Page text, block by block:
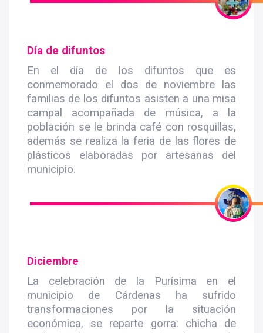
Día de difuntos
En el día de los difuntos que es
conmemorado el dos de noviembre las
familias de los difuntos asisten a una misa
campal acompañada de música, a la
población se le brinda café con rosquillas,
además se realiza la feria de las flores de
plásticos elaboradas por artesanas del
municipio.
Diciembre
La celebración de la Purísima en el
municipio de Cárdenas ha sufrido
transformaciones por la situación
económica, se reparte gorra: chicha de